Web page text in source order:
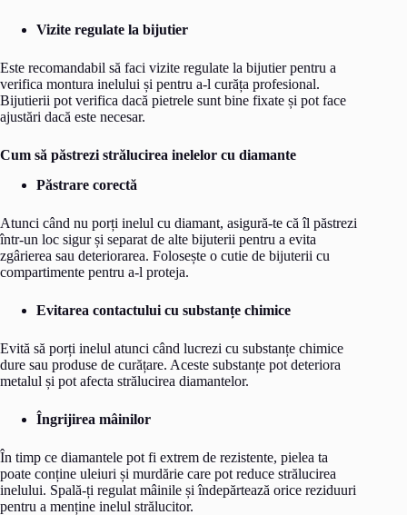
Vizite regulate la bijutier
Este recomandabil să faci vizite regulate la bijutier pentru a
verifica montura inelului și pentru a-l curăța profesional.
Bijutierii pot verifica dacă pietrele sunt bine fixate și pot face
ajustări dacă este necesar.
Cum să păstrezi strălucirea inelelor cu diamante
Păstrare corectă
Atunci când nu porți inelul cu diamant, asigură-te că îl păstrezi
într-un loc sigur și separat de alte bijuterii pentru a evita
zgârierea sau deteriorarea. Folosește o cutie de bijuterii cu
compartimente pentru a-l proteja.
Evitarea contactului cu substanțe chimice
Evită să porți inelul atunci când lucrezi cu substanțe chimice
dure sau produse de curățare. Aceste substanțe pot deteriora
metalul și pot afecta strălucirea diamantelor.
Îngrijirea mâinilor
În timp ce diamantele pot fi extrem de rezistente, pielea ta
poate conține uleiuri și murdărie care pot reduce strălucirea
inelului. Spală-ți regulat mâinile și îndepărtează orice reziduuri
pentru a menține inelul strălucitor.